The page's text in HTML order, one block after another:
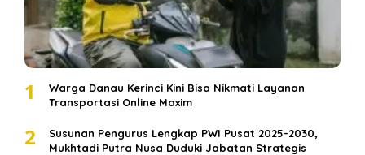
1
Warga Danau Kerinci Kini Bisa Nikmati Layanan
Transportasi Online Maxim
2
Susunan Pengurus Lengkap PWI Pusat 2025-2030,
Mukhtadi Putra Nusa Duduki Jabatan Strategis